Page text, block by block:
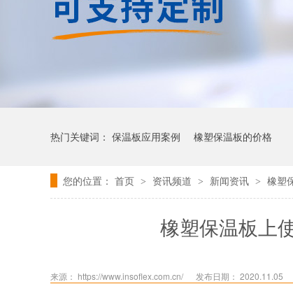
热门关键词： 保温板应用案例 橡塑保温板的价格
您的位置： 首页 > 资讯频道 > 新闻资讯 > 橡塑
橡塑保温板上
来源： https://www.insoflex.com.cn/ 发布日期： 2020.11.05